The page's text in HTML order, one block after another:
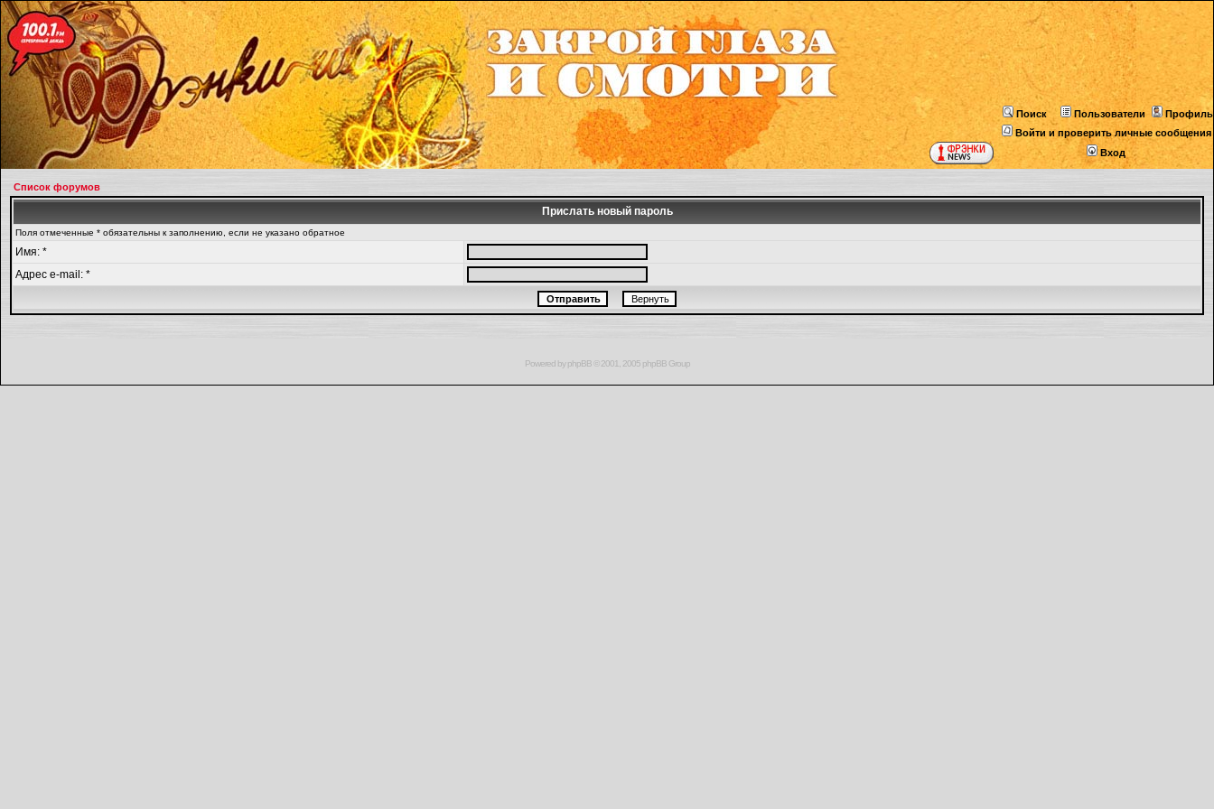
Поиск Пользователи
Профиль
Войти и проверить личные сообщения
Вход
Список форумов
Прислать новый пароль
Поля отмеченные * обязательны к заполнению, если не указано обратное
Имя: *
Адрес e-mail: *
Powered byphpBB© 2001, 2005 phpBB Group